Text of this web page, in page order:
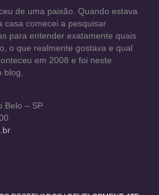
de uma paixão. Quando estava
casa comecei a pesquisar
para entender exatamente quais
o que realmente gostava e qual
em 2008 e foi neste
blog.
Belo – SP